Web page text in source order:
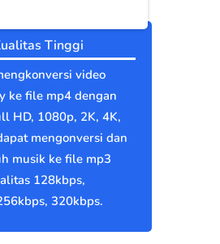
Tinggi
video
ke file mp4 dengan
HD, 1080p, 2K, 4K,
mengonversi dan
musik ke file mp3
128kbps,
320kbps.